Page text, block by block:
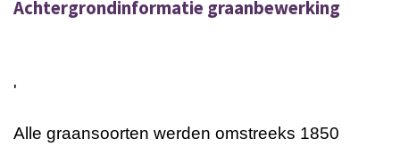
Achtergrondinformatie graanbewerking
'
Alle graansoorten werden omstreeks 1850